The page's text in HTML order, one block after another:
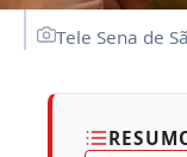
Tele Sena de